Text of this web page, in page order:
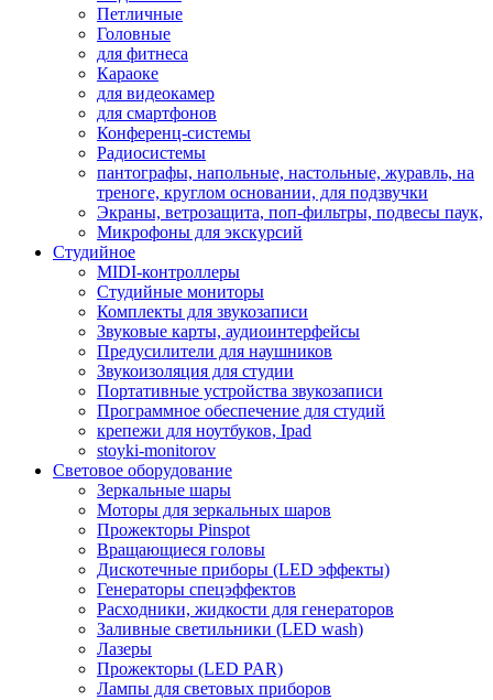
Петличные
Головные
для фитнеса
Караоке
для видеокамер
для смартфонов
Конференц-системы
Радиосистемы
пантографы, напольные, настольные, журавль, на
треноге, круглом основании, для подзвучки
Экраны, ветрозащита, поп-фильтры, подвесы паук,
Микрофоны для экскурсий
Студийное
MIDI-контроллеры
Студийные мониторы
Комплекты для звукозаписи
Звуковые карты, аудиоинтерфейсы
Предусилители для наушников
Звукоизоляция для студии
Портативные устройства звукозаписи
Программное обеспечение для студий
крепежи для ноутбуков, Ipad
stoyki-monitorov
Световое оборудование
Зеркальные шары
Моторы для зеркальных шаров
Прожекторы Pinspot
Вращающиеся головы
Дискотечные приборы (LED эффекты)
Генераторы спецэффектов
Расходники, жидкости для генераторов
Заливные светильники (LED wash)
Лазеры
Прожекторы (LED PAR)
Лампы для световых приборов